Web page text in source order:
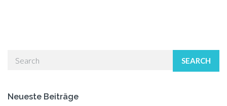
SEARCH
Neueste Beiträge